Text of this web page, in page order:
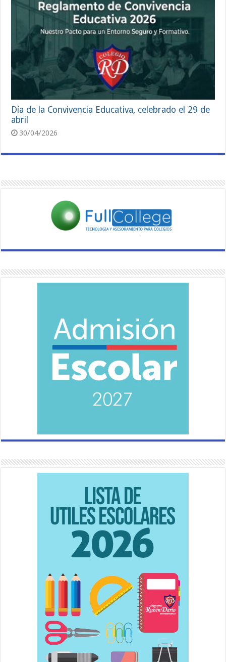
Día de la Convivencia Educativa, celebrado el 29 de
abril
30/04/2026